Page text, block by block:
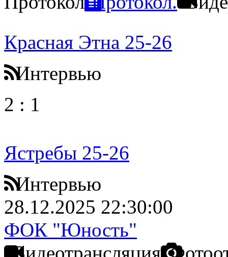
Красная Этна 25-26
Интервью
2 : 1
Ястребы 25-26
Интервью
28.12.2025 22:30:00
ФОК "Юность"